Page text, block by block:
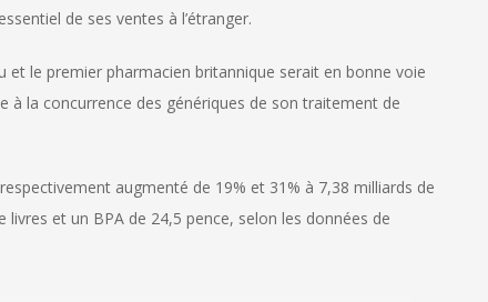
de ses ventes à l’étranger.
le premier pharmacien britannique serait en bonne voie
à la concurrence des génériques de son traitement de
augmenté de 19% et 31% à 7,38 milliards de
et un BPA de 24,5 pence, selon les données de